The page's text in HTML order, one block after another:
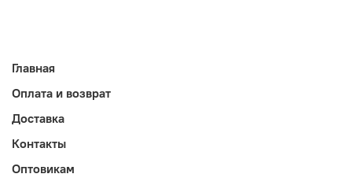
Главная
Оплата и возврат
Доставка
Контакты
Оптовикам